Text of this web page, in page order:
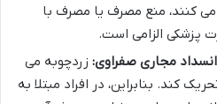
کنند، منع مصرف یا مصرف با
پزشکی الزامی است.
مجاری صفراوی: زردچوبه می
کند. بنابراین، در افراد مبتلا به